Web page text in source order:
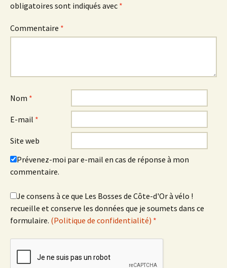
obligatoires sont indiqués avec *
Commentaire *
Nom *
E-mail *
Site web
Prévenez-moi par e-mail en cas de réponse à mon
commentaire.
Je consens à ce que Les Bosses de Côte-d'Or à vélo !
recueille et conserve les données que je soumets dans ce
formulaire. (Politique de confidentialité) *